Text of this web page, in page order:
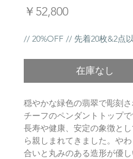
￥52,800価
// 20%OFF // 先着20枚&2点
在庫なし
穏やかな緑色の翡翠で彫刻
チーフのペンダントトップ
長寿や健康、安定の象徴と
ら親しまれてきました。や
合いと丸みのある造形が優